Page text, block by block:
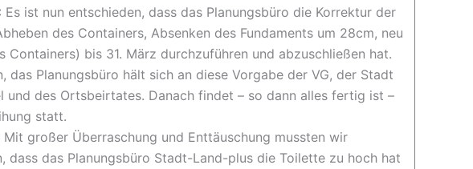
Es ist nun entschieden, dass das Planungsbüro die Korrektur der
des Containers, Absenken des Fundaments um 28cm, neu
Containers) bis 31. März durchzuführen und abzuschließen hat.
das Planungsbüro hält sich an diese Vorgabe der VG, der Stadt
und des Ortsbeirtates. Danach findet – so dann alles fertig ist –
statt.
Mit großer Überraschung und Enttäuschung mussten wir
dass das Planungsbüro Stadt-Land-plus die Toilette zu hoch hat